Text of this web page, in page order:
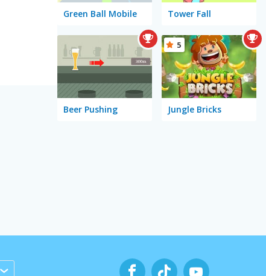
Green Ball Mobile Tower Fall
Beer Pushing Jungle Bricks
5